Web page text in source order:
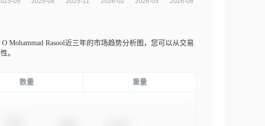
O Mohammad Rasool近三年的市场趋势分析图，您可以从交易
。
数量 重量